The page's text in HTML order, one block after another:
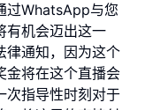
过WhatsApp与您
有机会迈出这一
律通知，因为这个
金将在这个直播会
次指导性时刻对于